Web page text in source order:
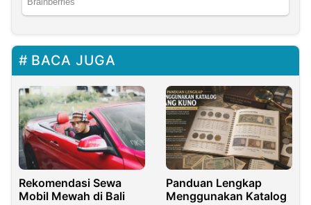
BACA JUGA
Rekomendasi Sewa
Mobil Mewah di Bali
Panduan Lengkap
Menggunakan Katalog